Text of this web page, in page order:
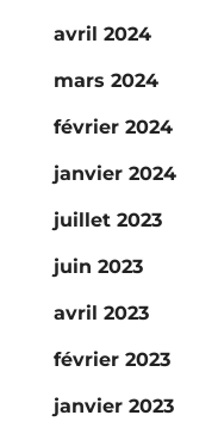
avril 2024
mars 2024
février 2024
janvier 2024
juillet 2023
juin 2023
avril 2023
février 2023
janvier 2023